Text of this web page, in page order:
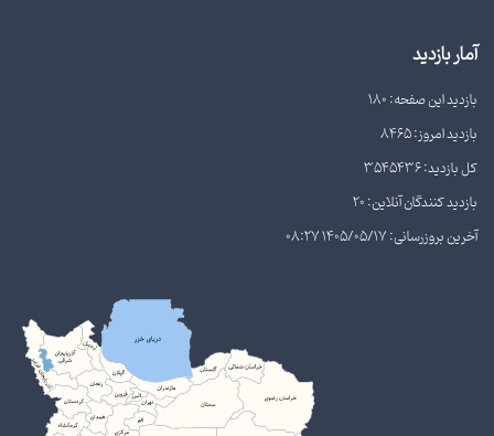
آمار بازدید
بازدید این صفحه: 180
بازدید امروز: 8465
کل بازدید: 3545436
بازدید کنندگان آنلاین: 20
آخرین بروزرسانی: 1405/05/17 08:27